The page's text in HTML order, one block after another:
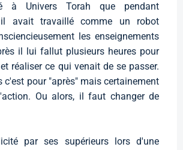
à Univers Torah que pendant
il avait travaillé comme un robot
les enseignements
il lui fallut plusieurs heures pour
réaliser ce qui venait de se passer.
c'est pour "après" mais certainement
Ou alors, il faut changer de
par ses supérieurs lors d'une